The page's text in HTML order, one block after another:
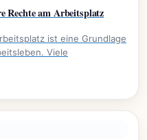
Rechte am Arbeitsplatz
ist eine Grundlage
Viele